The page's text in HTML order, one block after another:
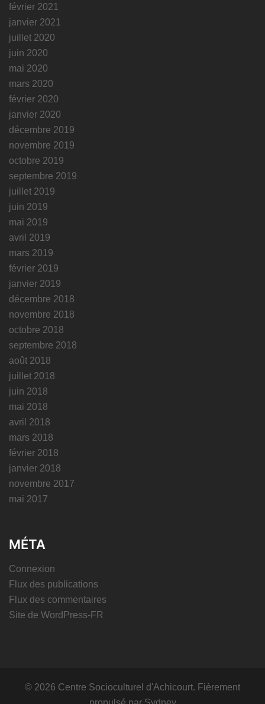
février 2021
janvier 2021
juillet 2020
juin 2020
mai 2020
mars 2020
février 2020
janvier 2020
décembre 2019
novembre 2019
octobre 2019
septembre 2019
juillet 2019
juin 2019
mai 2019
avril 2019
mars 2019
février 2019
janvier 2019
décembre 2018
novembre 2018
octobre 2018
septembre 2018
août 2018
juillet 2018
juin 2018
mai 2018
avril 2018
mars 2018
février 2018
janvier 2018
novembre 2017
mai 2017
MÉTA
Connexion
Flux des publications
Flux des commentaires
Site de WordPress-FR
© 2026 Centre Socioculturel d'Achicourt. Fièrement